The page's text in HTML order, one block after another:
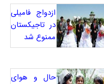
ازدواج فامیلی
در تاجیکستان
ممنوع شد
حال و هوای